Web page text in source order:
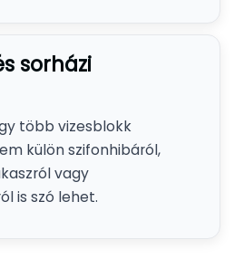
sorházi
több vizesblokk
külön szifonhibáról,
vagy
is szó lehet.